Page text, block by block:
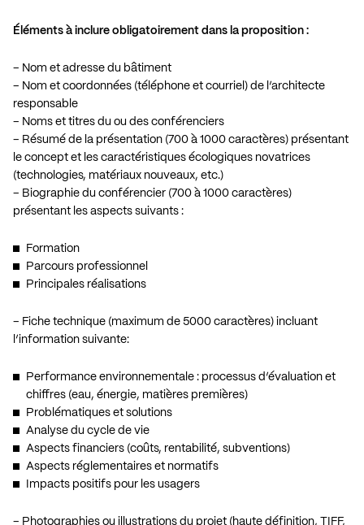
Éléments à inclure obligatoirement dans la proposition :
– Nom et adresse du bâtiment
– Nom et coordonnées (téléphone et courriel) de l’architecte
responsable
– Noms et titres du ou des conférenciers
– Résumé de la présentation (700 à 1000 caractères) présentant
le concept et les caractéristiques écologiques novatrices
(technologies, matériaux nouveaux, etc.)
– Biographie du conférencier (700 à 1000 caractères)
présentant les aspects suivants :
Formation
Parcours professionnel
Principales réalisations
– Fiche technique (maximum de 5000 caractères) incluant
l’information suivante:
Performance environnementale : processus d’évaluation et
chiffres (eau, énergie, matières premières)
Problématiques et solutions
Analyse du cycle de vie
Aspects financiers (coûts, rentabilité, subventions)
Aspects réglementaires et normatifs
Impacts positifs pour les usagers
– Photographies ou illustrations du projet (haute définition, TIFF,